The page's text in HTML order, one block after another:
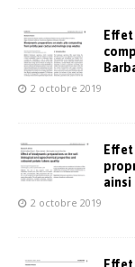
2 octobre 2019
ainsi
2 octobre 2019